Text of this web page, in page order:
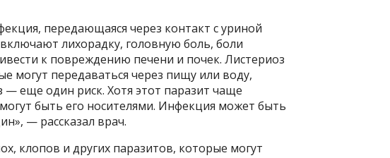
передающаяся через контакт с уриной
лихорадку, головную боль, боли
к повреждению печени и почек. Листериоз
могут передаваться через пищу или воду,
— еще один риск. Хотя этот паразит чаще
быть его носителями. Инфекция может быть
— рассказал врач.
клопов и других паразитов, которые могут